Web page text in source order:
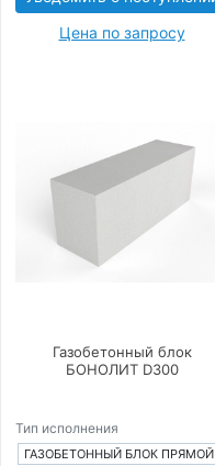
Цена по запросу
Газобетонный блок
БОНОЛИТ D300
Тип исполнения
ГАЗОБЕТОННЫЙ БЛОК ПРЯМОЙ